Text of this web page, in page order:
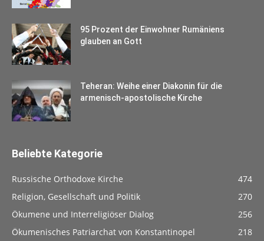
95 Prozent der Einwohner Rumäniens
glauben an Gott
Teheran: Weihe einer Diakonin für die
armenisch-apostolische Kirche
Beliebte Kategorie
Russische Orthodoxe Kirche
474
Religion, Gesellschaft und Politik
270
Ökumene und Interreligiöser Dialog
256
Ökumenisches Patriarchat von Konstantinopel
218